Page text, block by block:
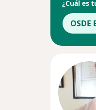
¿Cuál es